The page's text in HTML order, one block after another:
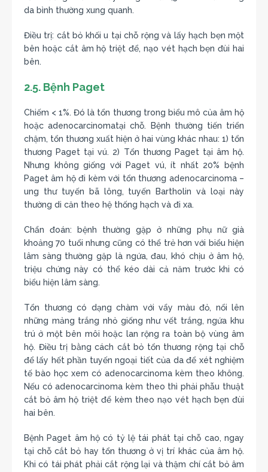
da bình thường xung quanh.
Điều trị: cắt bỏ khối u tại chỗ rộng và lấy hạch bẹn một
bên hoặc cắt âm hộ triệt để, nạo vét hạch bẹn đùi hai
bên.
2.5. Bệnh Paget
Chiếm < 1%. Đó là tổn thương trong biểu mô của âm hộ
hoặc adenocarcinomatại chỗ. Bệnh thường tiến triển
chậm, tổn thương xuất hiện ở hai vùng khác nhau: 1) tổn
thương Paget tại vú. 2) Tổn thương Paget tại âm hộ.
Nhưng không giống với Paget vú, ít nhất 20% bệnh
Paget âm hộ đi kèm với tổn thương adenocarcinoma –
ung thư tuyến bã lông, tuyến Bartholin và loại này
thường di căn theo hệ thống hạch và đi xa.
Chẩn đoán: bệnh thường gặp ở những phụ nữ già
khoảng 70 tuổi nhưng cũng có thể trẻ hơn với biểu hiện
lâm sàng thường gặp là ngứa, đau, khó chịu ở âm hộ,
triệu chứng này có thể kéo dài cả năm trước khi có
biểu hiện lâm sàng.
Tổn thương có dạng chàm với vẩy màu đỏ, nổi lên
những mảng trắng nhỏ giống như vết trắng, ngứa khu
trú ở một bên môi hoặc lan rộng ra toàn bộ vùng âm
hộ. Điều trị bằng cách cắt bỏ tổn thương rộng tại chỗ
để lấy hết phần tuyến ngoại tiết của da để xét nghiệm
tế bào học xem có adenocarcinoma kèm theo không.
Nếu có adenocarcinoma kèm theo thì phải phẫu thuật
cắt bỏ âm hộ triệt để kèm theo nạo vét hạch bẹn đùi
hai bên.
Bệnh Paget âm hộ có tỷ lệ tái phát tại chỗ cao, ngay
tại chỗ cắt bỏ hay tổn thương ở vị trí khác của âm hộ.
Khi có tái phát phải cắt rộng lại và thậm chí cắt bỏ âm